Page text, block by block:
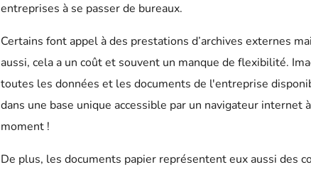
entreprises à se passer de bureaux.
Certains font appel à des prestations d’archives externes
aussi, cela a un coût et souvent un manque de flexibilité.
toutes les données et les documents de l'entreprise
dans une base unique accessible par un navigateur internet
moment !
De plus, les documents papier représentent eux aussi des